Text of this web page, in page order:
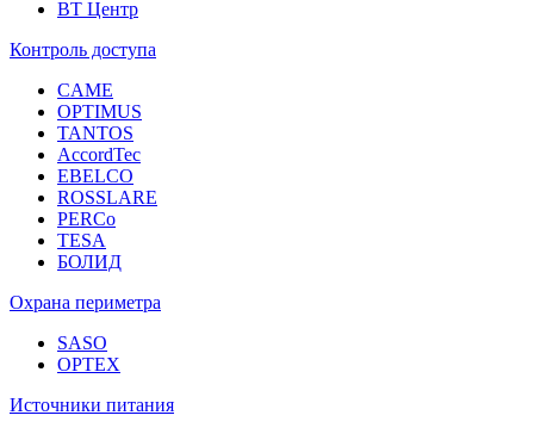
ВТ Центр
Контроль доступа
CAME
OPTIMUS
TANTOS
AccordTec
EBELCO
ROSSLARE
PERCo
TESA
БОЛИД
Охрана периметра
SASO
OPTEX
Источники питания